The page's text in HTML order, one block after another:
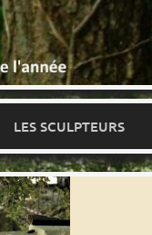
LES SCULPTEURS